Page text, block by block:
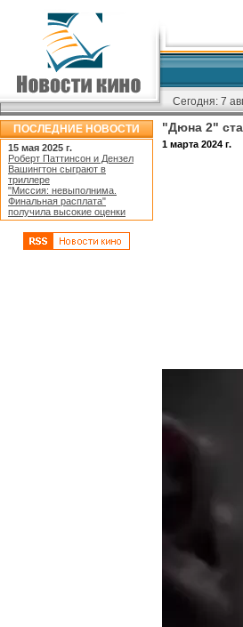
Сегодня: 7
ПОСЛЕДНИЕ НОВОСТИ
15 мая 2025 г.
Роберт Паттинсон и Дензел
Вашингтон сыграют в
триллере
"Миссия: невыполнима.
Финальная расплата"
получила высокие оценки
"Дюна 2"
1 марта 2024 г.